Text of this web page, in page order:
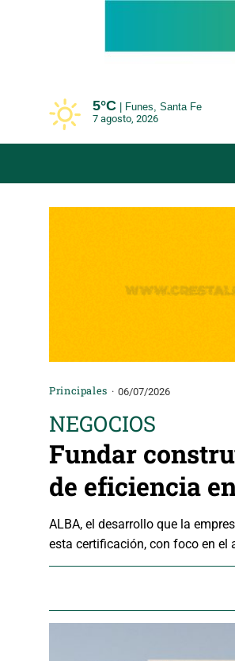
5°C
Funes, Santa Fe
7 agosto, 2026
Principales 06/07/2026
NEGOCIOS
Fundar
de eficiencia
ALBA, el desarrollo que la
esta certificación, con foco en el